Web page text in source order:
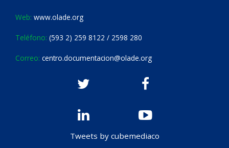
Web: www.olade.org
Teléfono: (593 2) 259 8122 / 2598 280
Correo: centro.documentacion@olade.org
Tweets by cubemediaco